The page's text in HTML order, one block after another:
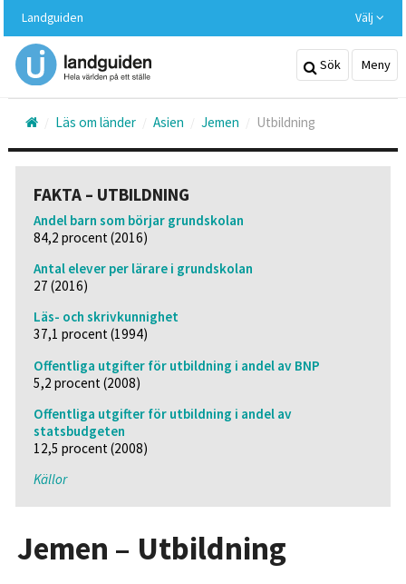
huvudinnehållet
Landguiden Välj
Sök Meny
Läs om länder Asien Jemen Utbildning
FAKTA – UTBILDNING
Andel barn som börjar grundskolan
84,2 procent (2016)
Antal elever per lärare i grundskolan
27 (2016)
Läs- och skrivkunnighet
37,1 procent (1994)
Offentliga utgifter för utbildning i andel av BNP
5,2 procent (2008)
Offentliga utgifter för utbildning i andel av
statsbudgeten
12,5 procent (2008)
Källor
Jemen – Utbildning